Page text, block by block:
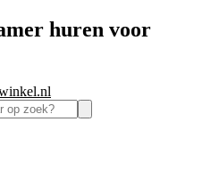
huren voor